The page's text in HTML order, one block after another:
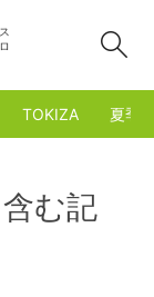
TOKIZA 夏季
む記